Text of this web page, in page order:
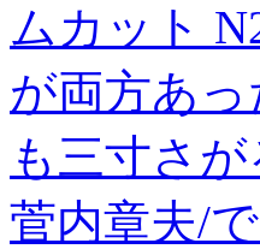
ムカット
が両方あっ
も三寸さ
菅内章夫/